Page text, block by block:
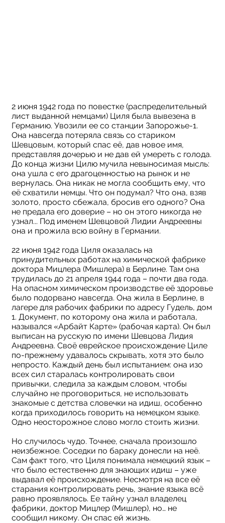
2 июня 1942 года по повестке (распределительный
лист выданной немцами) Циля была вывезена в
Германию. Увозили ее со станции Запорожье-1.
Она навсегда потеряла связь со стариком
Шевцовым, который спас её, дав новое имя,
представляя дочерью и не дав ей умереть с голода.
До конца жизни Цилю мучила невыносимая мысль:
она ушла с его драгоценностью на рынок и не
вернулась. Она никак не могла сообщить ему, что
её схватили немцы. Что он подумал? Что она, взяв
золото, просто сбежала, бросив его одного? Она
не предала его доверие – но он этого никогда не
узнал... Под именем Шевцовой Лидии Андреевны
она и прожила всю войну в Германии.
22 июня 1942 года Циля оказалась на
принудительных работах на химической фабрике
доктора Мицлера (Мишлера) в Берлине. Там она
трудилась до 21 апреля 1944 года – почти два года.
На опасном химическом производстве её здоровье
было подорвано навсегда. Она жила в Берлине, в
лагере для рабочих фабрики по адресу Гудель, дом
1. Документ, по которому она жила и работала,
назывался «Арбайт Карте» (рабочая карта). Он был
выписан на русскую по имени Шевцова Лидия
Андреевна. Своё еврейское происхождение Циле
по-прежнему удавалось скрывать, хотя это было
непросто. Каждый день был испытанием: она изо
всех сил старалась контролировать свои
привычки, следила за каждым словом, чтобы
случайно не проговориться, не использовать
знакомые с детства словечки на идиш, особенно
когда приходилось говорить на немецком языке.
Одно неосторожное слово могло стоить жизни.
Но случилось чудо. Точнее, сначала произошло
неизбежное. Соседки по бараку донесли на неё.
Сам факт того, что Циля понимала немецкий язык –
что было естественно для знающих идиш – уже
выдавал её происхождение. Несмотря на все её
старания контролировать речь, знание языка всё
равно проявлялось. Ее тайну узнал владелец
фабрики, доктор Мицлер (Мишлер), но… не
сообщил никому. Он спас ей жизнь.